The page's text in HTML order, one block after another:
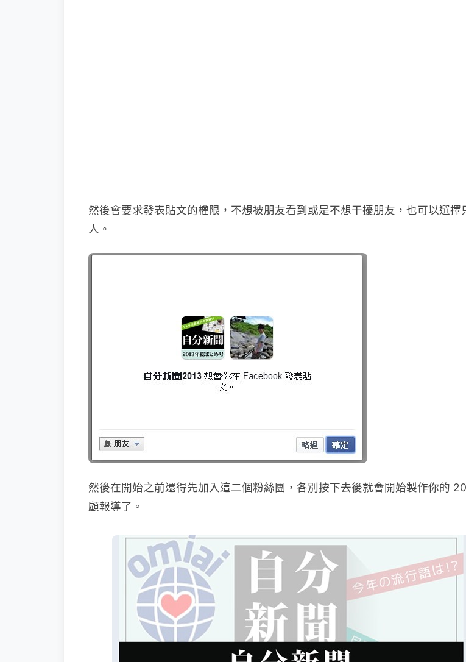
然後會要求發表貼文的權限，不想被朋友看到或是不想干擾朋友，也可以選擇
人。
然後在開始之前還得先加入這二個粉絲團，各別按下去後就會開始製作你的
顧報導了。